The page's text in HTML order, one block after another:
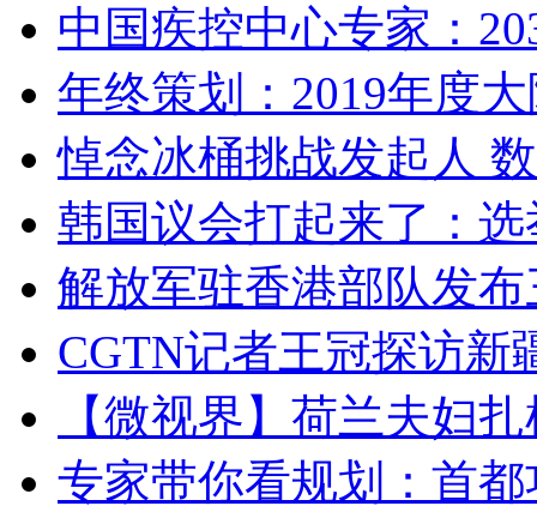
中国疾控中心专家：
年终策划：2019年度
悼念冰桶挑战发起人
韩国议会打起来了：
解放军驻香港部队发
CGTN记者王冠探访新
【微视界】荷兰夫妇
专家带你看规划：首